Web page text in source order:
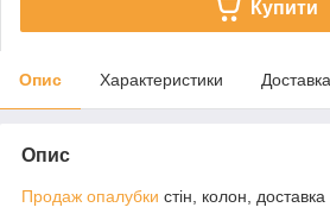
Купити
Опис Характеристики Доставка
Опис
Продаж опалубки стін, колон, доставка